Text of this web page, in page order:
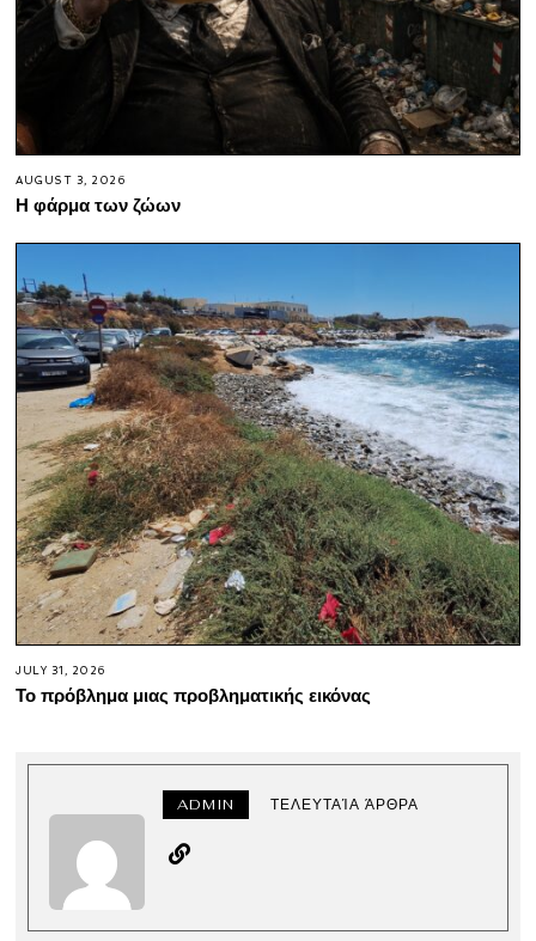
AUGUST 3, 2026
Η φάρμα των ζώων
JULY 31, 2026
Το πρόβλημα μιας προβληματικής εικόνας
ADMIN ΤΕΛΕΥΤΑΊΑ ΆΡΘΡΑ